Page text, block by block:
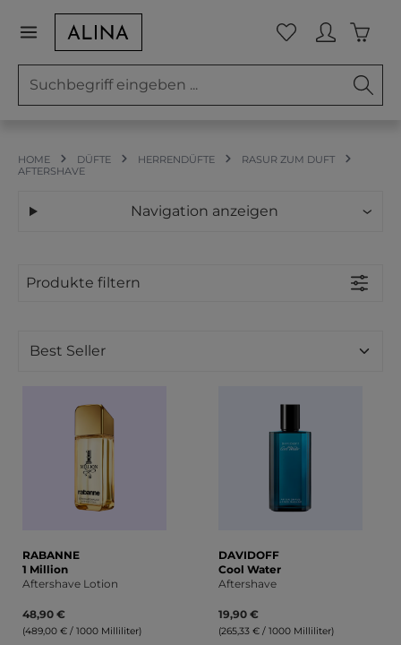
Zum Hauptinhalt springen Du hast 0
HOME DÜFTE HERRENDÜFTE
RASUR ZUM DUFT
AFTERSHAVE
Navigation anzeigen
Produkte filtern
RABANNE
1 Million
Aftershave Lotion
48,90 €
(489,00 € / 1000 Milliliter)
DAVIDOFF
Cool Water
Aftershave
19,90 €
(265,33 € / 1000 Milliliter)